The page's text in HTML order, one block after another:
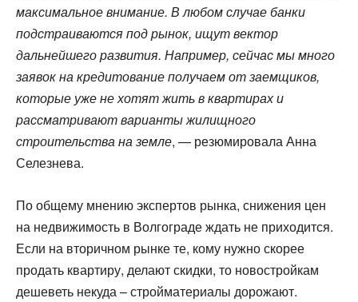
максимальное внимание. В любом случае банки
подстраиваются под рынок, ищут вектор
дальнейшего развития. Например, сейчас мы много
заявок на кредитование получаем от заемщиков,
которые уже не хотят жить в квартирах и
рассматривают варианты жилищного
строительства на земле, — резюмировала Анна
Селезнева.
По общему мнению экспертов рынка, снижения цен
на недвижимость в Волгограде ждать не приходится.
Если на вторичном рынке те, кому нужно скорее
продать квартиру, делают скидки, то новостройкам
дешеветь некуда – стройматериалы дорожают.